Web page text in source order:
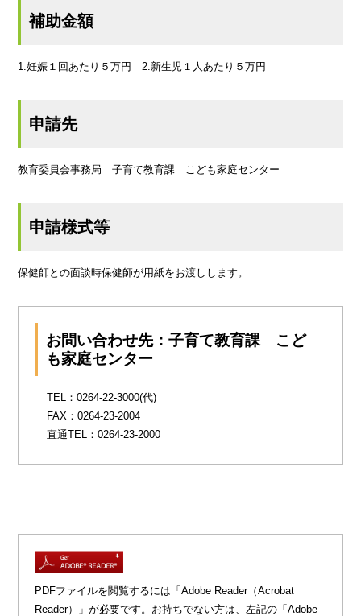
補助金額
1.妊娠１回あたり５万円 2.新生児１人あたり５万円
申請先
教育委員会事務局 子育て教育課 こども家庭センター
申請様式等
保健師との面談時保健師が用紙をお渡しします。
お問い合わせ先：子育て教育課 こど
も家庭センター
TEL：0264-22-3000(代)
FAX：0264-23-2004
直通TEL：0264-23-2000
PDFファイルを閲覧するには「Adobe Reader（Acrobat
Reader）」が必要です。お持ちでない方は、左記の「Adobe